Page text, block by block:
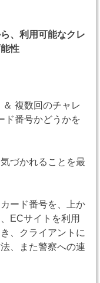
、利用可能なクレ
性
複数回のチャレ
ド番号かどうかを
づかれることを最
ード番号を、上か
ECサイトを利用
、クライアントに
、また警察への連